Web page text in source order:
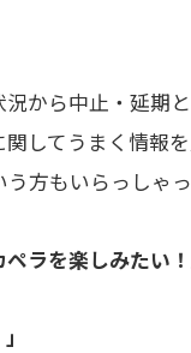
から中止・延期
してうまく情報
方もいらっしゃっ
ラを楽しみたい！